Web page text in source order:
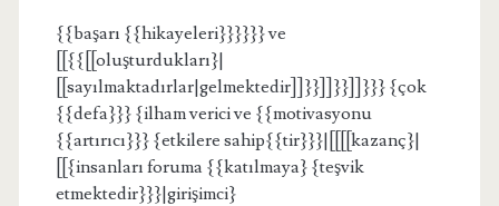
{{başarı {{hikayeleri}}}}}} ve
[[{{[[oluşturdukları}|
[[sayılmaktadırlar|gelmektedir]]}}]]}}]]}}} {çok
{{defa}}} {ilham verici ve {{motivasyonu
{{artırıcı}}} {etkilere sahip{{tir}}}|[[[[kazanç}|
[[{insanları foruma {{katılmaya} {teşvik
etmektedir}}}|girişimci}